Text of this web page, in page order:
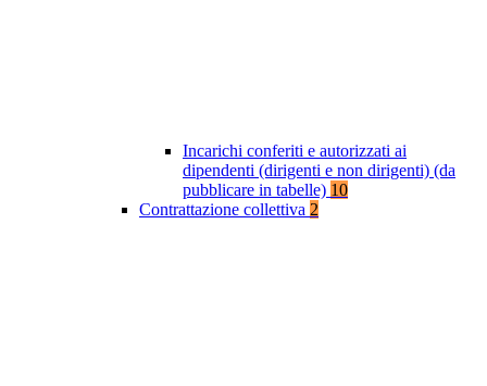
Incarichi conferiti e autorizzati ai
dipendenti (dirigenti e non dirigenti) (da
pubblicare in tabelle) 10
Contrattazione collettiva 2